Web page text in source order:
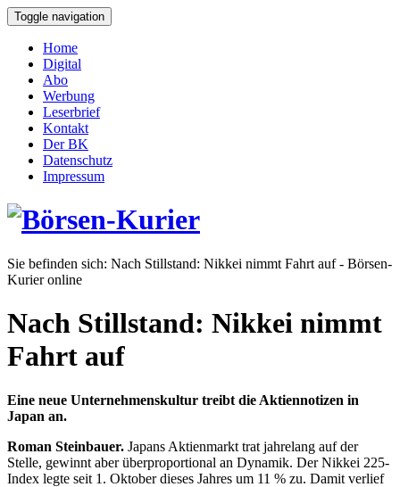
Toggle navigation
Home
Digital
Abo
Werbung
Leserbrief
Kontakt
Der BK
Datenschutz
Impressum
Sie befinden sich: Nach Stillstand: Nikkei nimmt Fahrt auf - Börsen-
Kurier online
Nach Stillstand: Nikkei nimmt
Fahrt auf
Eine neue Unternehmenskultur treibt die Aktiennotizen in
Japan an.
Roman Steinbauer. Japans Aktienmarkt trat jahrelang auf der
Stelle, gewinnt aber überproportional an Dynamik. Der Nikkei 225-
Index legte seit 1. Oktober dieses Jahres um 11 % zu. Damit verlief